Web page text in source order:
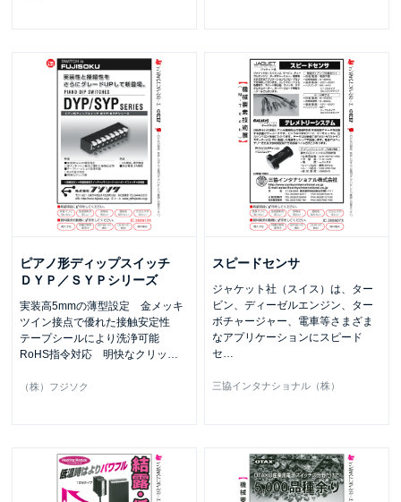
ピアノ形ディップスイッチ
ＤＹＰ／ＳＹＰシリーズ
実装高5mmの薄型設定 金メッキ
ツイン接点で優れた接触安定性
テープシールにより洗浄可能
RoHS指令対応 明快なクリッ
（株）フジソク
スピードセンサ
ジャケット社（スイス）は、ター
ビン、ディーゼルエンジン、ター
ボチャージャー、電車等さまざま
なアプリケーションにスピード
セ
三協インタナショナル（株）